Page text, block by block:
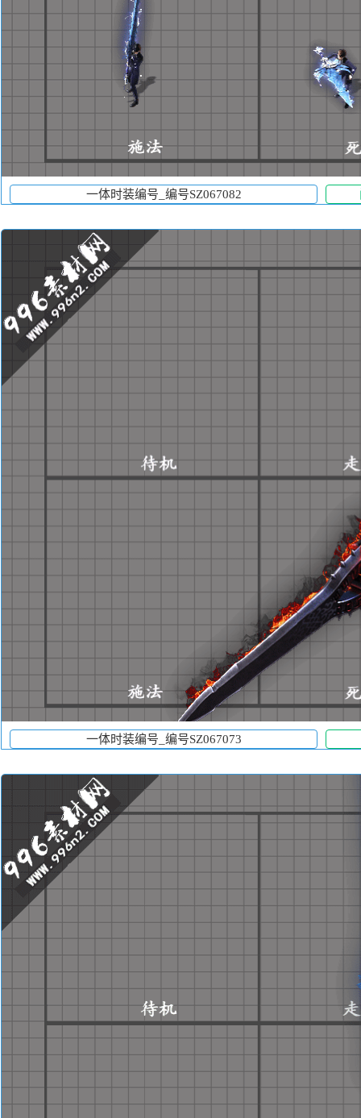
一体时装编号_编号SZ067082
一体时装编号_编号SZ067073